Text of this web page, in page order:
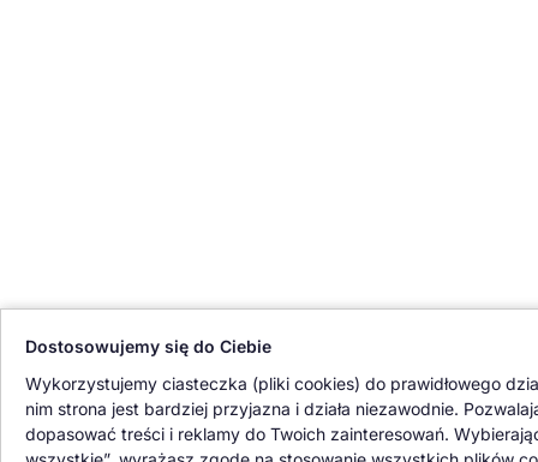
Dostosowujemy się do Ciebie
Wykorzystujemy ciasteczka (pliki cookies) do prawidłowego
nim strona jest bardziej przyjazna i działa niezawodnie.
dopasować treści i reklamy do Twoich zainteresowań.